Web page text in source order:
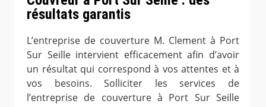
résultats garantis
L’entreprise de couverture M. Clement à Port
Sur Seille intervient efficacement afin d’avoir
un résultat qui correspond à vos attentes et à
vos besoins. Solliciter les services de
l’entreprise de couverture à Port Sur Seille